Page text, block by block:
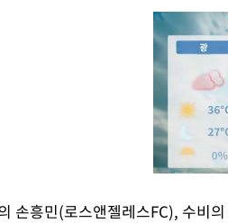
손흥민(로스앤젤레스FC), 수비